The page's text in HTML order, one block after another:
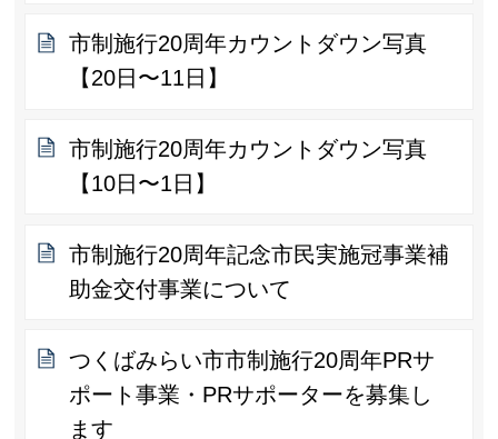
市制施行20周年カウントダウン写真
【20日〜11日】
市制施行20周年カウントダウン写真
【10日〜1日】
市制施行20周年記念市民実施冠事業補
助金交付事業について
つくばみらい市市制施行20周年PRサ
ポート事業・PRサポーターを募集し
ます